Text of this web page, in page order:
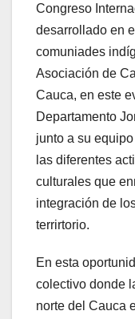
Congreso
desarrollado en
comuniades
Asociación de
Cauca, en este
Departamento
junto a su
las diferentes
culturales que
integración de
terrirtorio.
En esta
colectivo donde
norte del Cauca